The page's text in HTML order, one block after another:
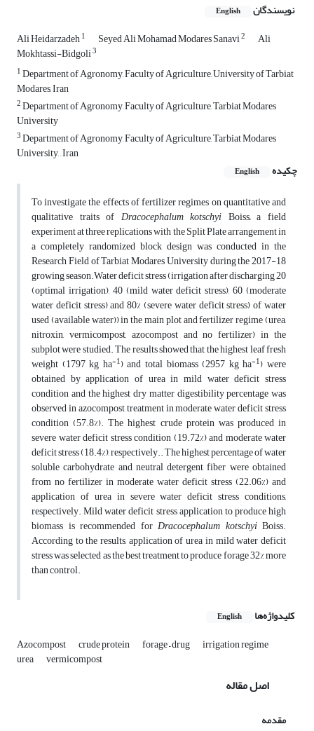
نویسندگان English
Ali Heidarzadeh1 Seyed Ali Mohamad Modares Sanavi2 Ali
Mokhtassi-Bidgoli3
1Department of Agronomy, Faculty of Agriculture, University of Tarbiat
Modares, Iran
2Department of Agronomy, Faculty of Agriculture, Tarbiat Modares
University
3Department of Agronomy, Faculty of Agriculture, Tarbiat Modares
University, , Iran
چکیده
English
To investigate the effects of fertilizer regimes on quantitative and
qualitative traits of Dracocephalum kotschyi Boiss,a field
experiment at three replications with the Split Plate arrangement in
a completely randomized block design was conducted in the
Research Field of Tarbiat Modares University during the 2017-18
growing season.Water deficit stress (irrigation after discharging 20
(optimal irrigation), 40 (mild water deficit stress), 60 (moderate
water deficit stress) and 80% (severe water deficit stress) of water
used (available water)) in the main plot and fertilizer regime (urea,
nitroxin, vermicompost, azocompost and no fertilizer) in the
subplot were studied. The results showed that the highest leaf fresh
weight (1797 kg ha-1) and total biomass (2957 kg ha-1) were
obtained by application of urea in mild water deficit stress
condition and the highest dry matter digestibility percentage was
observed in azocompost treatment in moderate water deficit stress
condition (57.8%). The highest crude protein was produced in
severe water deficit stress condition (19.72%) and moderate water
deficit stress (18.4%), respectively.. The highest percentage of water
soluble carbohydrate and neutral detergent fiber were obtained
from no fertilizer in moderate water deficit stress (22.06%) and
application of urea in severe water deficit stress conditions,
respectively. Mild water deficit stress application to produce high
biomass is recommended for Dracocephalum kotschyi Boiss.
According to the results, application of urea in mild water deficit
stress was selected as the best treatment to produce forage 32% more
than control.
کلیدواژه‌ها English
Azocompost crude protein forage – drug irrigation regime
urea vermicompost
اصل مقاله
مقدمه